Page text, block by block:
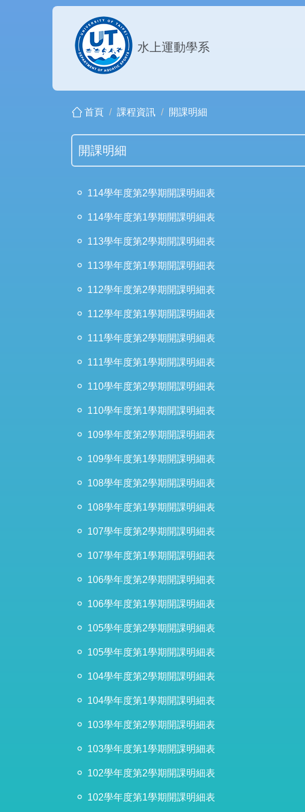
水上運動學系
首頁 課程資訊 開課明細
開課明細
114學年度第2學期開課明細表
114學年度第1學期開課明細表
113學年度第2學期開課明細表
113學年度第1學期開課明細表
112學年度第2學期開課明細表
112學年度第1學期開課明細表
111學年度第2學期開課明細表
111學年度第1學期開課明細表
110學年度第2學期開課明細表
110學年度第1學期開課明細表
109學年度第2學期開課明細表
109學年度第1學期開課明細表
108學年度第2學期開課明細表
108學年度第1學期開課明細表
107學年度第2學期開課明細表
107學年度第1學期開課明細表
106學年度第2學期開課明細表
106學年度第1學期開課明細表
105學年度第2學期開課明細表
105學年度第1學期開課明細表
104學年度第2學期開課明細表
104學年度第1學期開課明細表
103學年度第2學期開課明細表
103學年度第1學期開課明細表
102學年度第2學期開課明細表
102學年度第1學期開課明細表